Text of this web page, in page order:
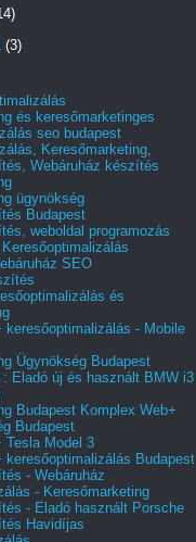
(3)
és keresőmarketinges
seo budapest
Keresőmarketing,
Webáruház készítés
ügynökség
Budapest
weboldal programozás
SEO
és
keresőoptimalizálás - Mobile
Ügynökség Budapest
Eladó új és használt BMW i3
Budapest Komplex Web+
Budapest
Tesla Model 3
keresőoptimalizálás Budapest
- Webáruház
- Keresőmarketing
- Eladó használt Porsche
Havidíjas